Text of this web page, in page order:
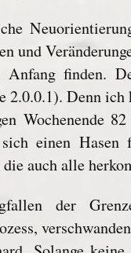
und
Anfang finden.
2.0.0.1). Denn
Wochenende
einen Hasen
auch alle
der